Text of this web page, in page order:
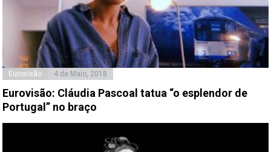
Eurovisão 4 de Maio, 2018
Eurovisão: Cláudia Pascoal tatua “o esplendor de
Portugal” no braço